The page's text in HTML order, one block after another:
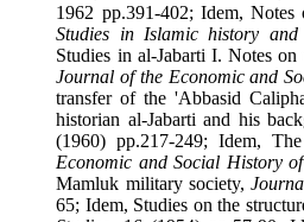
1962 pp.391-402; Idem,
Studies in Islamic history
Studies in al-Jabarti I.
Journal of the Economic
transfer of the 'Abbasid
historian al-Jabarti and his
(1960) pp.217-249;
Economic and Social
Mamluk military society,
65; Idem, Studies on the